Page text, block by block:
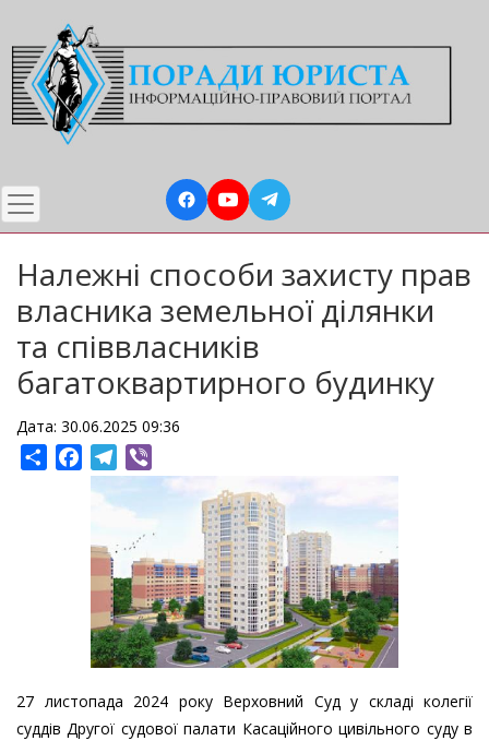
до
основного
вмісту
Належні способи захисту прав
власника земельної ділянки
та співвласників
багатоквартирного будинку
Дата: 30.06.2025 09:36
ShareFacebookTelegram
27 листопада 2024 року Верховний Суд у складі колегії
суддів Другої судової палати Касаційного цивільного суду в